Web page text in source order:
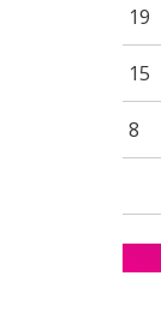
19
15
8